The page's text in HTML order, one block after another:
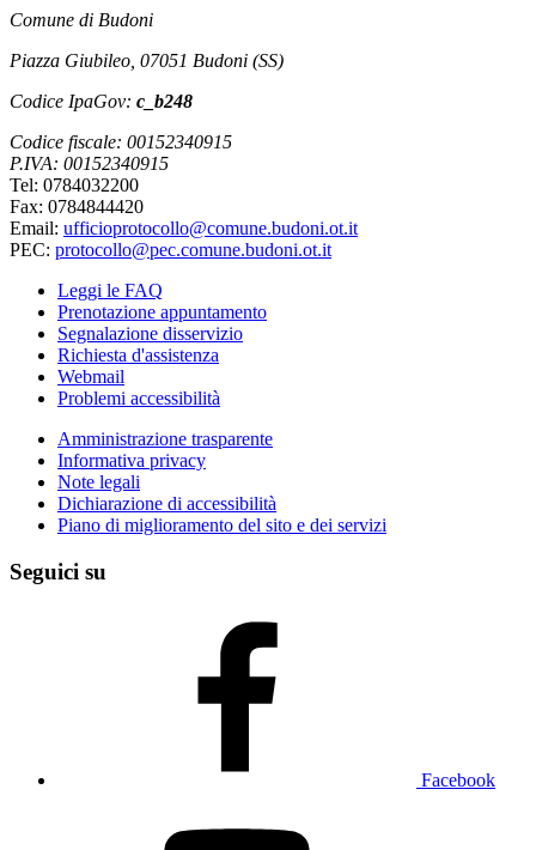
Comune di Budoni
Piazza Giubileo, 07051 Budoni (SS)
Codice IpaGov: c_b248
Codice fiscale: 00152340915
P.IVA: 00152340915
Tel: 0784032200
Fax: 0784844420
Email: ufficioprotocollo@comune.budoni.ot.it
PEC: protocollo@pec.comune.budoni.ot.it
Leggi le FAQ
Prenotazione appuntamento
Segnalazione disservizio
Richiesta d'assistenza
Webmail
Problemi accessibilità
Amministrazione trasparente
Informativa privacy
Note legali
Dichiarazione di accessibilità
Piano di miglioramento del sito e dei servizi
Seguici su
Facebook